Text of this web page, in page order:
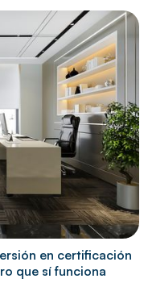
en certificación
que sí funciona